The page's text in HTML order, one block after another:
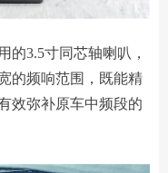
的3.5寸同芯轴喇叭，
的频响范围，既能精
效弥补原车中频段的